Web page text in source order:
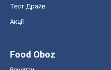
Тест Драйв
Акції
Food Oboz